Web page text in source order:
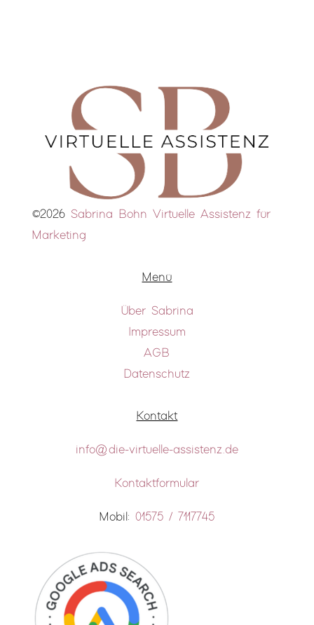
©2026 Sabrina Bohn Virtuelle Assistenz für
Marketing
Menü
Über Sabrina
Impressum
AGB
Datenschutz
Kontakt
info@die-virtuelle-assistenz.de
Kontaktformular
Mobil:01575 / 7117745